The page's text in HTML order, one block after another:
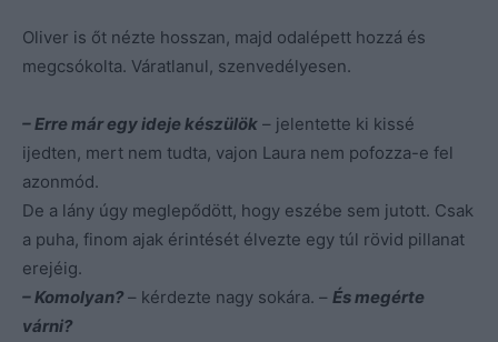
Oliver is őt nézte hosszan, majd odalépett hozzá és
megcsókolta. Váratlanul, szenvedélyesen.
– Erre már egy ideje készülök – jelentette ki kissé
ijedten, mert nem tudta, vajon Laura nem pofozza-e fel
azonmód.
De a lány úgy meglepődött, hogy eszébe sem jutott. Csak
a puha, finom ajak érintését élvezte egy túl rövid pillanat
erejéig.
– Komolyan? – kérdezte nagy sokára. – És megérte
várni?